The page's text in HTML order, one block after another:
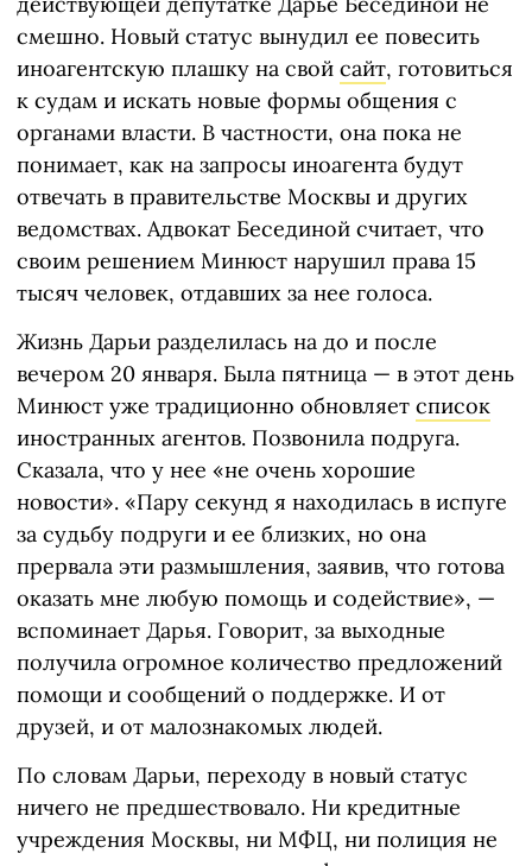
смешно. Новый статус вынудил ее повесить
иноагентскую плашку на свой сайт, готовиться
к судам и искать новые формы общения с
органами власти. В частности, она пока не
понимает, как на запросы иноагента будут
отвечать в правительстве Москвы и других
ведомствах. Адвокат Бесединой считает, что
своим решением Минюст нарушил права 15
тысяч человек, отдавших за нее голоса.
Жизнь Дарьи разделилась на до и после
вечером 20 января. Была пятница — в этот день
Минюст уже традиционно обновляет список
иностранных агентов. Позвонила подруга.
Сказала, что у нее «не очень хорошие
новости». «Пару секунд я находилась в испуге
за судьбу подруги и ее близких, но она
прервала эти размышления, заявив, что готова
оказать мне любую помощь и содействие», —
вспоминает Дарья. Говорит, за выходные
получила огромное количество предложений
помощи и сообщений о поддержке. И от
друзей, и от малознакомых людей.
По словам Дарьи, переходу в новый статус
ничего не предшествовало. Ни кредитные
учреждения Москвы, ни МФЦ, ни полиция не